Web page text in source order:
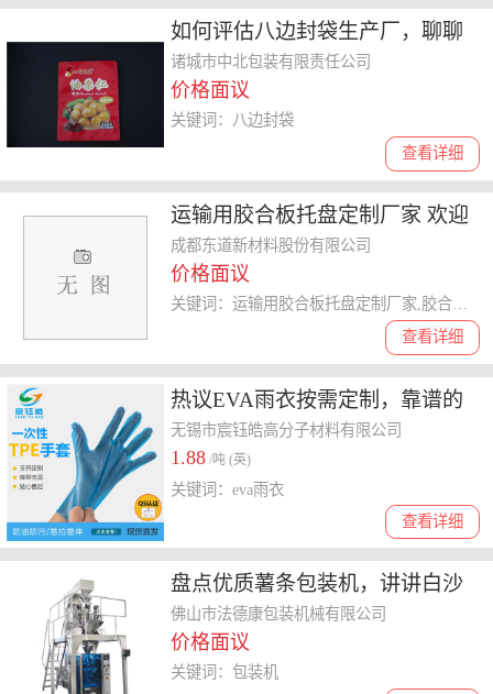
如何评估八边封袋生产厂，聊聊
技术强且值得选的厂家有哪些
诸城市中北包装有限责任公司
价格面议
查看详细
关键词：八边封袋
运输用胶合板托盘定制厂家 欢迎
咨询 成都东道新材料股份供应
成都东道新材料股份有限公司
价格面议
查看详细
热议EVA雨衣按需定制，靠谱的
品牌怎么选择
无锡市宸钰皓高分子材料有限公司
1.88 /吨 (英)
查看详细
关键词：eva雨衣
盘点优质薯条包装机，讲讲白沙
糖包装机费用，冰块包装机怎么
收费
佛山市法德康包装机械有限公司
价格面议
关键词：包装机